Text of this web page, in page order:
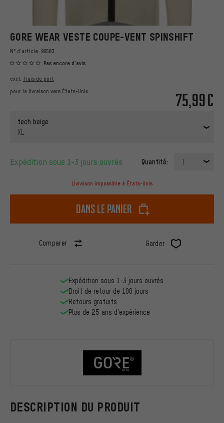
GORE WEAR VESTE COUPE-VENT SPINSHIFT
N° d'article: 96583
Pas encore d'avis
75,99€
excl. frais de port
pour la livraison vers États-Unis
tech beige
XL
Expédition sous 1-3 jours ouvrés Quantité: 1
Livraison impossible à États-Unis
dans le panier
Comparer Garder
DESCRIPTION DU PRODUIT
Expédition sous 1-3 jours ouvrés
Droit de retour de 100 jours
Retours gratuits
Plus de 25 ans d'expérience